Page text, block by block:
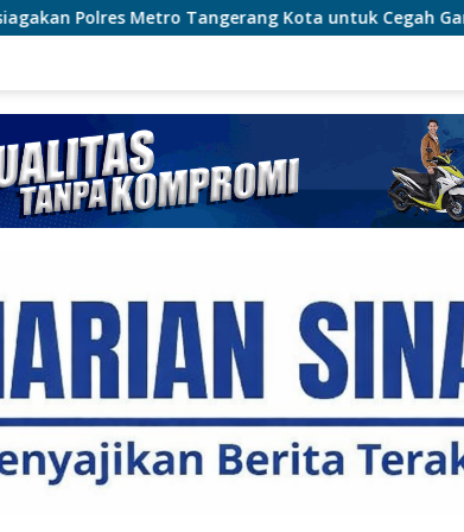
Kota untuk Cegah Gangguan Kamtibmas